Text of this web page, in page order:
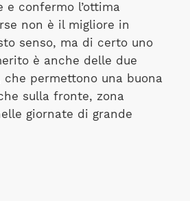
e confermo l’ottima
non è il migliore in
senso, ma di certo uno
è anche delle due
permettono una buona
sulla fronte, zona
giornate di grande